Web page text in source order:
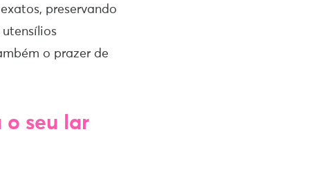
preservando
utensílios
o prazer de
o seu lar